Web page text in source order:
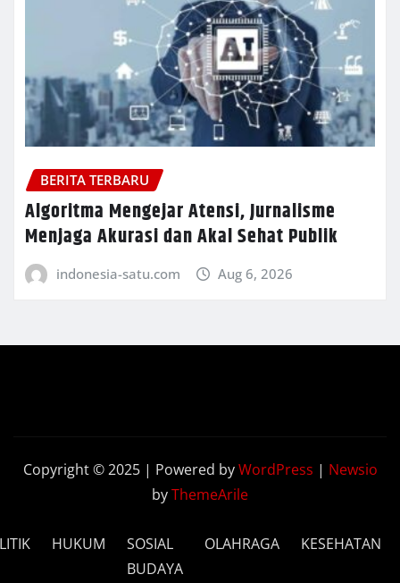
BERITA TERBARU
Algoritma Mengejar Atensi, Jurnalisme
Menjaga Akurasi dan Akal Sehat Publik
indonesia-satu.com Aug 6, 2026
Copyright © 2025 | Powered byWordPress | Newsio
byThemeArile
HUKUM
SOSIAL
BUDAYA
OLAHRAGA KESEHATAN